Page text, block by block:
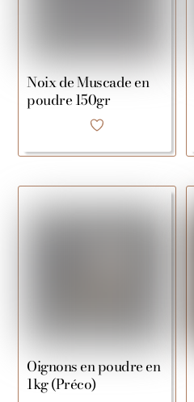
Noix de Muscade en
poudre 150gr
Oignons en poudre en
1kg (Préco)